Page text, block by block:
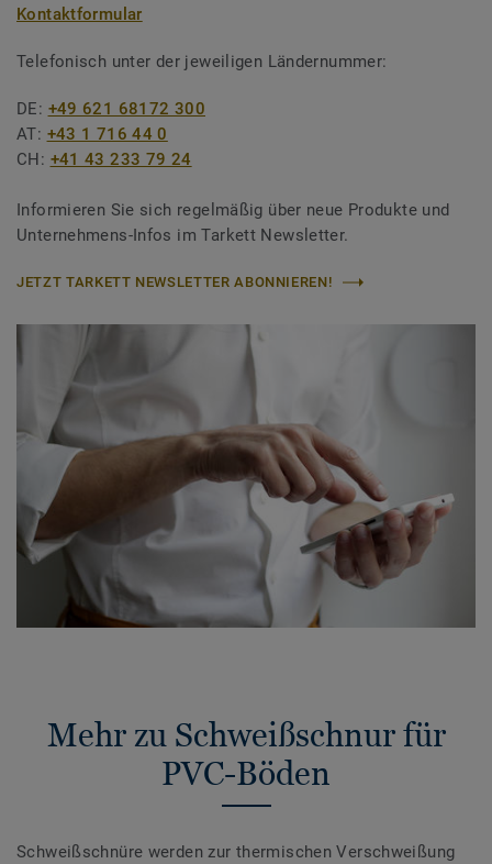
Kontaktformular
Telefonisch unter der jeweiligen Ländernummer:
DE: +49 621 68172 300
AT: +43 1 716 44 0
CH: +41 43 233 79 24
Informieren Sie sich regelmäßig über neue Produkte und
Unternehmens-Infos im Tarkett Newsletter.
JETZT TARKETT NEWSLETTER ABONNIEREN!
Mehr zu Schweißschnur für
PVC-Böden
Schweißschnüre werden zur thermischen Verschweißung